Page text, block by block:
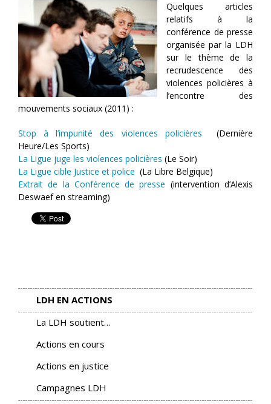
Quelques articles
relatifs à la
conférence de presse
organisée par la LDH
sur le thème de la
recrudescence des
violences policières à
l’encontre des
mouvements sociaux (2011) :
Stop à l’impunité des violences policières
(Dernière
Heure/Les Sports)
La Ligue juge les violences policières (Le Soir)
La Ligue cible Justice et police (La Libre Belgique)
Extrait de la Conférence de presse (intervention d’Alexis
Deswaef en streaming)
LDH EN ACTIONS
La LDH soutient…
Actions en cours
Actions en justice
Campagnes LDH